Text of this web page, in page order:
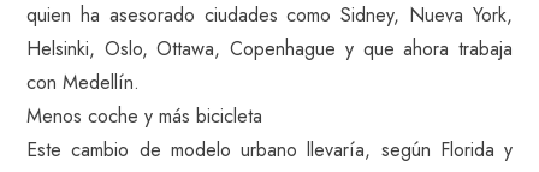
quien ha asesorado ciudades como Sidney, Nueva York,
Helsinki, Oslo, Ottawa, Copenhague y que ahora trabaja
con Medellín.
Menos coche y más bicicleta
Este cambio de modelo urbano llevaría, según Florida y